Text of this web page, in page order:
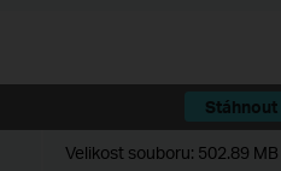
Stáhnout
Velikost souboru: 502.89 MB